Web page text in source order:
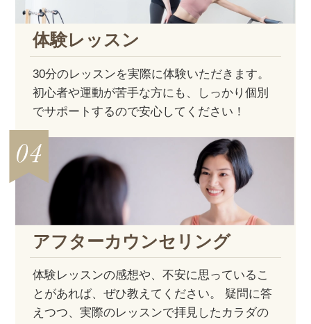
体験レッスン
30分のレッスンを実際に体験いただきます。
初心者や運動が苦手な方にも、しっかり個別
でサポートするので安心してください！
アフターカウンセリング
体験レッスンの感想や、不安に思っているこ
とがあれば、ぜひ教えてください。 疑問に答
えつつ、実際のレッスンで拝見したカラダの